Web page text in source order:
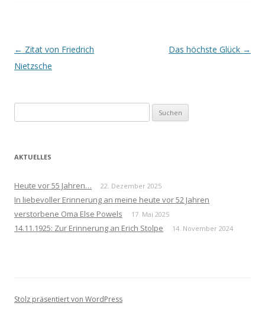
Beitrags-
Navigation
← Zitat von Friedrich
Nietzsche
Das höchste Glück →
nach:
AKTUELLES
Heute vor 55 Jahren… 22. Dezember 2025
In liebevoller Erinnerung an meine heute vor 52 Jahren
verstorbene Oma Else Powels
17. Mai 2025
14.11.1925: Zur Erinnerung an Erich Stolpe 14. November 2024
Stolz präsentiert von WordPress